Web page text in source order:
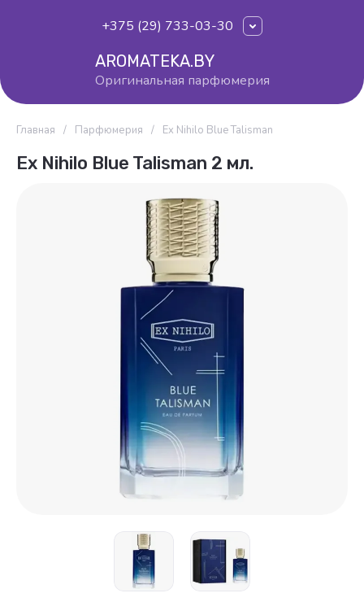
+375 (29) 733-03-30
AROMATEKA.BY
Оригинальная парфюмерия
Главная / Парфюмерия / Ex Nihilo Blue Talisman
Ex Nihilo Blue Talisman 2 мл.